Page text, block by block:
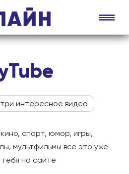
интересное видео
спорт, юмор, игры,
мультфильмы все это уже
на сайте